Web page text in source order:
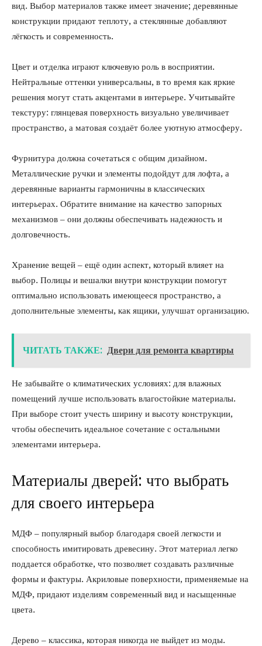
вид. Выбор материалов также имеет значение; деревянные
конструкции придают теплоту, а стеклянные добавляют
лёгкость и современность.
Цвет и отделка играют ключевую роль в восприятии.
Нейтральные оттенки универсальны, в то время как яркие
решения могут стать акцентами в интерьере. Учитывайте
текстуру: глянцевая поверхность визуально увеличивает
пространство, а матовая создаёт более уютную атмосферу.
Фурнитура должна сочетаться с общим дизайном.
Металлические ручки и элементы подойдут для лофта, а
деревянные варианты гармоничны в классических
интерьерах. Обратите внимание на качество запорных
механизмов – они должны обеспечивать надежность и
долговечность.
Хранение вещей – ещё один аспект, который влияет на
выбор. Полицы и вешалки внутри конструкции помогут
оптимально использовать имеющееся пространство, а
дополнительные элементы, как ящики, улучшат организацию.
ЧИТАТЬ ТАКЖЕ: Двери для ремонта квартиры
Не забывайте о климатических условиях: для влажных
помещений лучше использовать влагостойкие материалы.
При выборе стоит учесть ширину и высоту конструкции,
чтобы обеспечить идеальное сочетание с остальными
элементами интерьера.
Материалы дверей: что выбрать
для своего интерьера
МДФ – популярный выбор благодаря своей легкости и
способность имитировать древесину. Этот материал легко
поддается обработке, что позволяет создавать различные
формы и фактуры. Акриловые поверхности, применяемые на
МДФ, придают изделиям современный вид и насыщенные
цвета.
Дерево – классика, которая никогда не выйдет из моды.